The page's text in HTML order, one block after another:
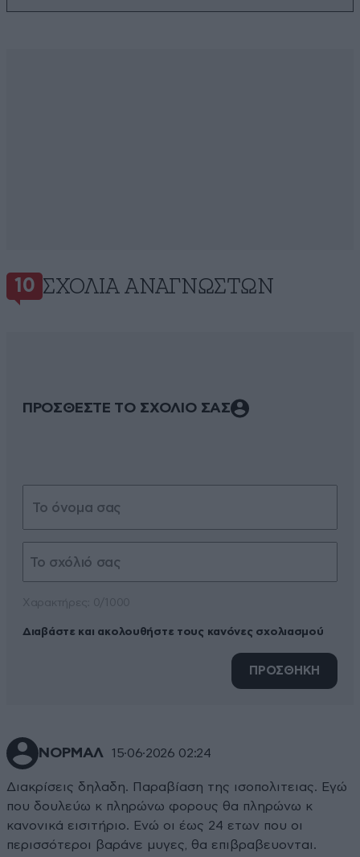
10 ΣΧΌΛΙΑ ΑΝΑΓΝΩΣΤΏΝ
ΠΡΟΣΘΕΣΤΕ ΤΟ ΣΧΟΛΙΟ ΣΑΣ
Διαβάστε και ακολουθήστε τους κανόνες σχολιασμού
ΠΡΟΣΘΗΚΗ
ΝΟΡΜΑΛ 15·06·2026 02:24
Διακρίσεις δηλαδη. Παραβίαση της ισοπολιτειας. Εγώ
που δουλεύω κ πληρώνω φορους θα πληρώνω κ
κανονικά εισιτήριο. Ενώ οι έως 24 ετων που οι
περισσότεροι βαράνε μυγες, θα επιβραβευονται.